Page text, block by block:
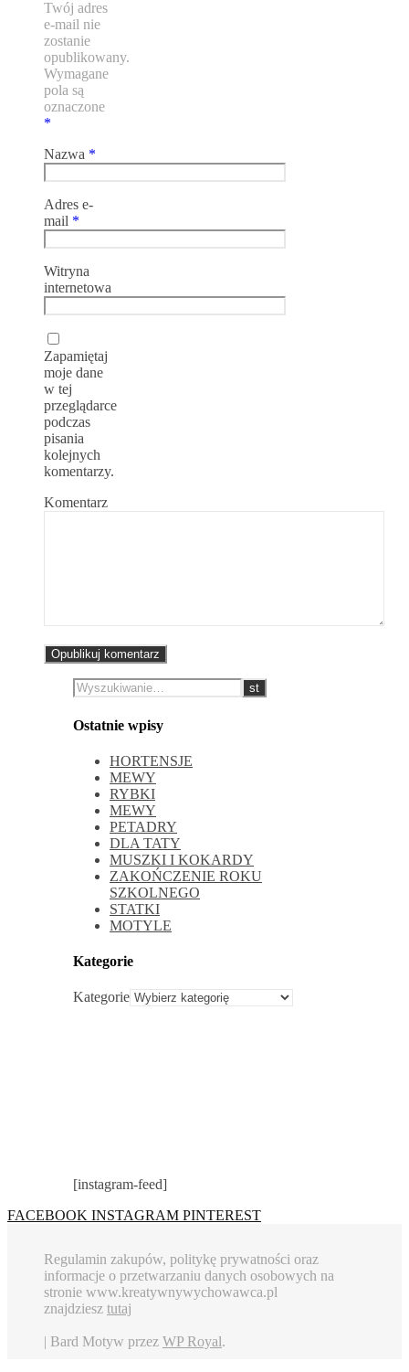
Twój adres
e-mail nie
zostanie
opublikowany.
Wymagane
pola są
oznaczone
*
Nazwa *
Adres e-
mail *
Witryna
internetowa
Zapamiętaj
moje dane
w tej
przeglądarce
podczas
pisania
kolejnych
komentarzy.
Komentarz
Ostatnie wpisy
HORTENSJE
MEWY
RYBKI
MEWY
PETADRY
DLA TATY
MUSZKI I KOKARDY
ZAKOŃCZENIE ROKU
SZKOLNEGO
STATKI
MOTYLE
Kategorie
Kategorie
[instagram-feed]
FACEBOOK INSTAGRAM PINTEREST
Regulamin zakupów, politykę prywatności oraz
informacje o przetwarzaniu danych osobowych na
stronie www.kreatywnywychowawca.pl
znajdziesz tutaj
| Bard Motyw przez WP Royal.